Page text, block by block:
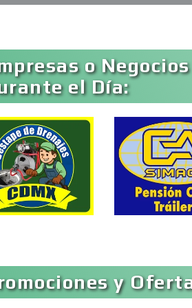
Animadores de Eventos
Artes Gráficas
Artículos de Piel
Artículos Publicitarios
o
el Día:
y